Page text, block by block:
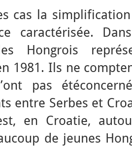
cas la
caractérisée.
Hongrois
1981. Ils ne
pas
entre Serbes et
en Croatie,
de jeunes